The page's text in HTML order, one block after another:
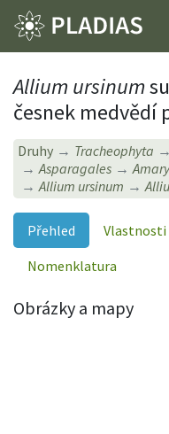
Allium ursinum
česnek medvědí
Druhy Tracheophyta
Asparagales
Allium ursinum
Přehled Vlastnosti
Nomenklatura
Obrázky a mapy